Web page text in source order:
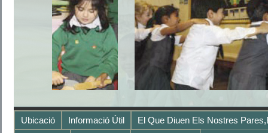
Ubicació Informació Útil
El Que Diuen Els Nostres